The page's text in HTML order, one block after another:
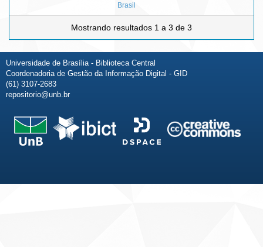
Brasil
Mostrando resultados 1 a 3 de 3
Universidade de Brasília - Biblioteca Central
Coordenadoria de Gestão da Informação Digital - GID
(61) 3107-2683
repositorio@unb.br